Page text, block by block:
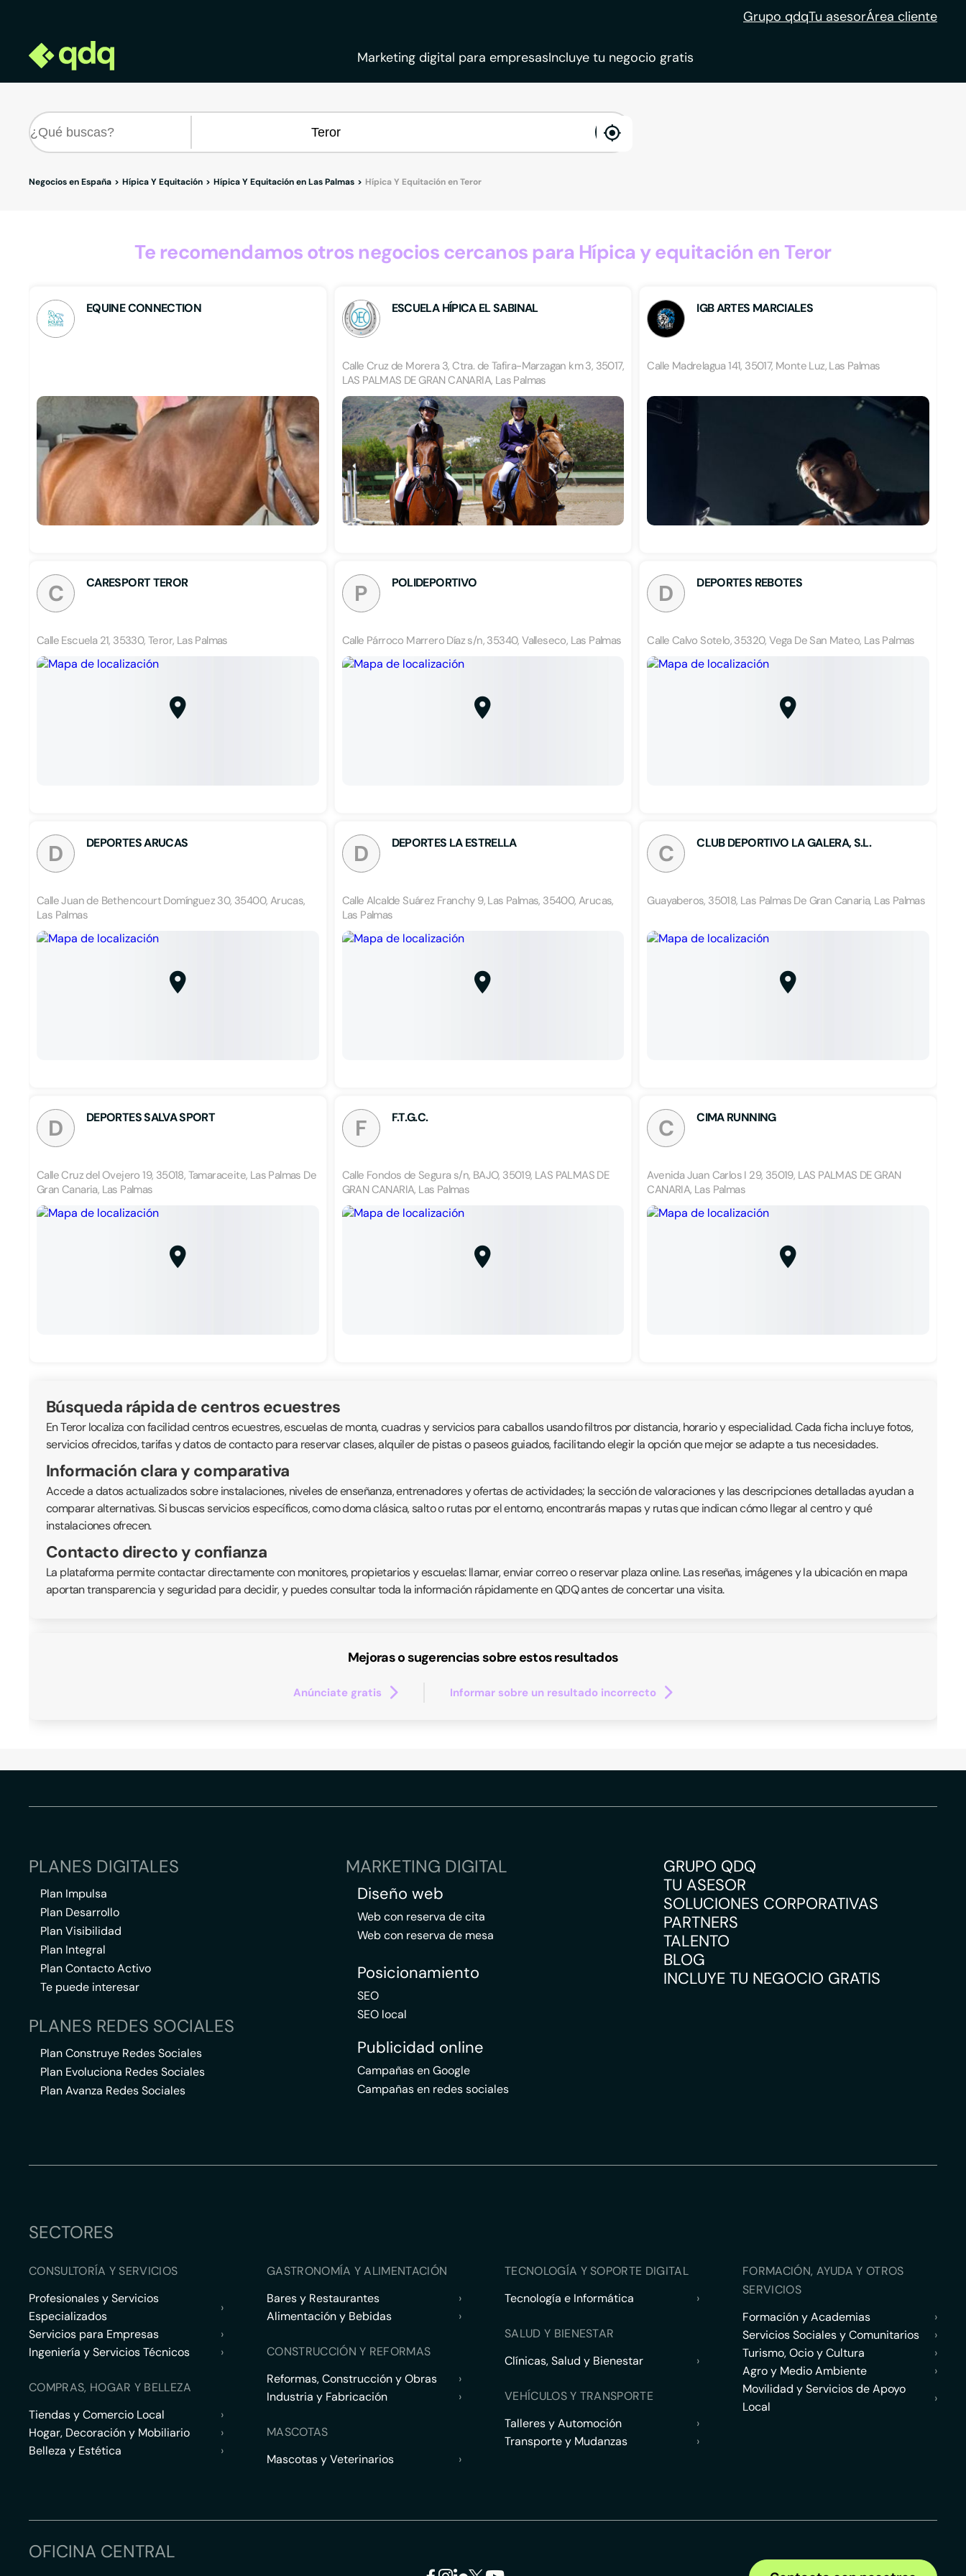
Grupo qdqTu asesorÁrea cliente
Marketing digital para empresasIncluye tu negocio gratis
enable
Negocios en España Hípica Y Equitación Hípica Y Equitación en Las Palmas Hípica Y Equitación en Teror
Te recomendamos otros negocios cercanos para Hípica y equitación en Teror
EQUINE CONNECTION ESCUELA HÍPICA EL SABINAL
Calle Cruz de Morera 3, Ctra. de Tafira-Marzagan km 3, 35017,
LAS PALMAS DE GRAN CANARIA, Las Palmas
IGB ARTES MARCIALES
Calle Madrelagua 141, 35017, Monte Luz, Las Palmas
C CARESPORT TEROR
Calle Escuela 21, 35330, Teror, Las Palmas
P POLIDEPORTIVO
Calle Párroco Marrero Díaz s/n, 35340, Valleseco, Las Palmas
D DEPORTES REBOTES
Calle Calvo Sotelo, 35320, Vega De San Mateo, Las Palmas
D DEPORTES ARUCAS
Calle Juan de Bethencourt Domínguez 30, 35400, Arucas,
Las Palmas
D DEPORTES LA ESTRELLA
Calle Alcalde Suárez Franchy 9, Las Palmas, 35400, Arucas,
Las Palmas
C CLUB DEPORTIVO LA GALERA, S.L.
Guayaberos, 35018, Las Palmas De Gran Canaria, Las Palmas
D DEPORTES SALVA SPORT
Calle Cruz del Ovejero 19, 35018, Tamaraceite, Las Palmas De
Gran Canaria, Las Palmas
F F.T.G.C.
Calle Fondos de Segura s/n, BAJO, 35019, LAS PALMAS DE
GRAN CANARIA, Las Palmas
C CIMA RUNNING
Avenida Juan Carlos I 29, 35019, LAS PALMAS DE GRAN
CANARIA, Las Palmas
Búsqueda rápida de centros ecuestres
En Teror localiza con facilidad centros ecuestres, escuelas de monta, cuadras y servicios para caballos usando filtros por distancia, horario y especialidad. Cada ficha incluye fotos,
servicios ofrecidos, tarifas y datos de contacto para reservar clases, alquiler de pistas o paseos guiados, facilitando elegir la opción que mejor se adapte a tus necesidades.
Información clara y comparativa
Accede a datos actualizados sobre instalaciones, niveles de enseñanza, entrenadores y ofertas de actividades; la sección de valoraciones y las descripciones detalladas ayudan a
comparar alternativas. Si buscas servicios específicos, como doma clásica, salto o rutas por el entorno, encontrarás mapas y rutas que indican cómo llegar al centro y qué
instalaciones ofrecen.
Contacto directo y confianza
La plataforma permite contactar directamente con monitores, propietarios y escuelas: llamar, enviar correo o reservar plaza online. Las reseñas, imágenes y la ubicación en mapa
aportan transparencia y seguridad para decidir, y puedes consultar toda la información rápidamente en QDQ antes de concertar una visita.
Mejoras o sugerencias sobre estos resultados
Anúnciate gratis Informar sobre un resultado incorrecto
PLANES DIGITALES
Plan Impulsa
Plan Desarrollo
Plan Visibilidad
Plan Integral
Plan Contacto Activo
Te puede interesar
PLANES REDES SOCIALES
Plan Construye Redes Sociales
Plan Evoluciona Redes Sociales
Plan Avanza Redes Sociales
MARKETING DIGITAL
Diseño web
Web con reserva de cita
Web con reserva de mesa
Posicionamiento
SEO
SEO local
Publicidad online
Campañas en Google
Campañas en redes sociales
GRUPO QDQ
TU ASESOR
SOLUCIONES CORPORATIVAS
PARTNERS
TALENTO
BLOG
INCLUYE TU NEGOCIO GRATIS
SECTORES
CONSULTORÍA Y SERVICIOS
Profesionales y Servicios
Especializados
›
Servicios para Empresas
›
Ingeniería y Servicios Técnicos
›
COMPRAS, HOGAR Y BELLEZA
Tiendas y Comercio Local
›
Hogar, Decoración y Mobiliario
›
Belleza y Estética
›
GASTRONOMÍA Y ALIMENTACIÓN
Bares y Restaurantes
›
Alimentación y Bebidas
›
CONSTRUCCIÓN Y REFORMAS
Reformas, Construcción y Obras
›
Industria y Fabricación
›
MASCOTAS
Mascotas y Veterinarios
›
TECNOLOGÍA Y SOPORTE DIGITAL
Tecnología e Informática
›
SALUD Y BIENESTAR
Clínicas, Salud y Bienestar
›
VEHÍCULOS Y TRANSPORTE
Talleres y Automoción
›
Transporte y Mudanzas
›
FORMACIÓN, AYUDA Y OTROS
SERVICIOS
Formación y Academias
›
Servicios Sociales y Comunitarios
›
Turismo, Ocio y Cultura
›
Agro y Medio Ambiente
›
Movilidad y Servicios de Apoyo
Local
›
OFICINA CENTRAL